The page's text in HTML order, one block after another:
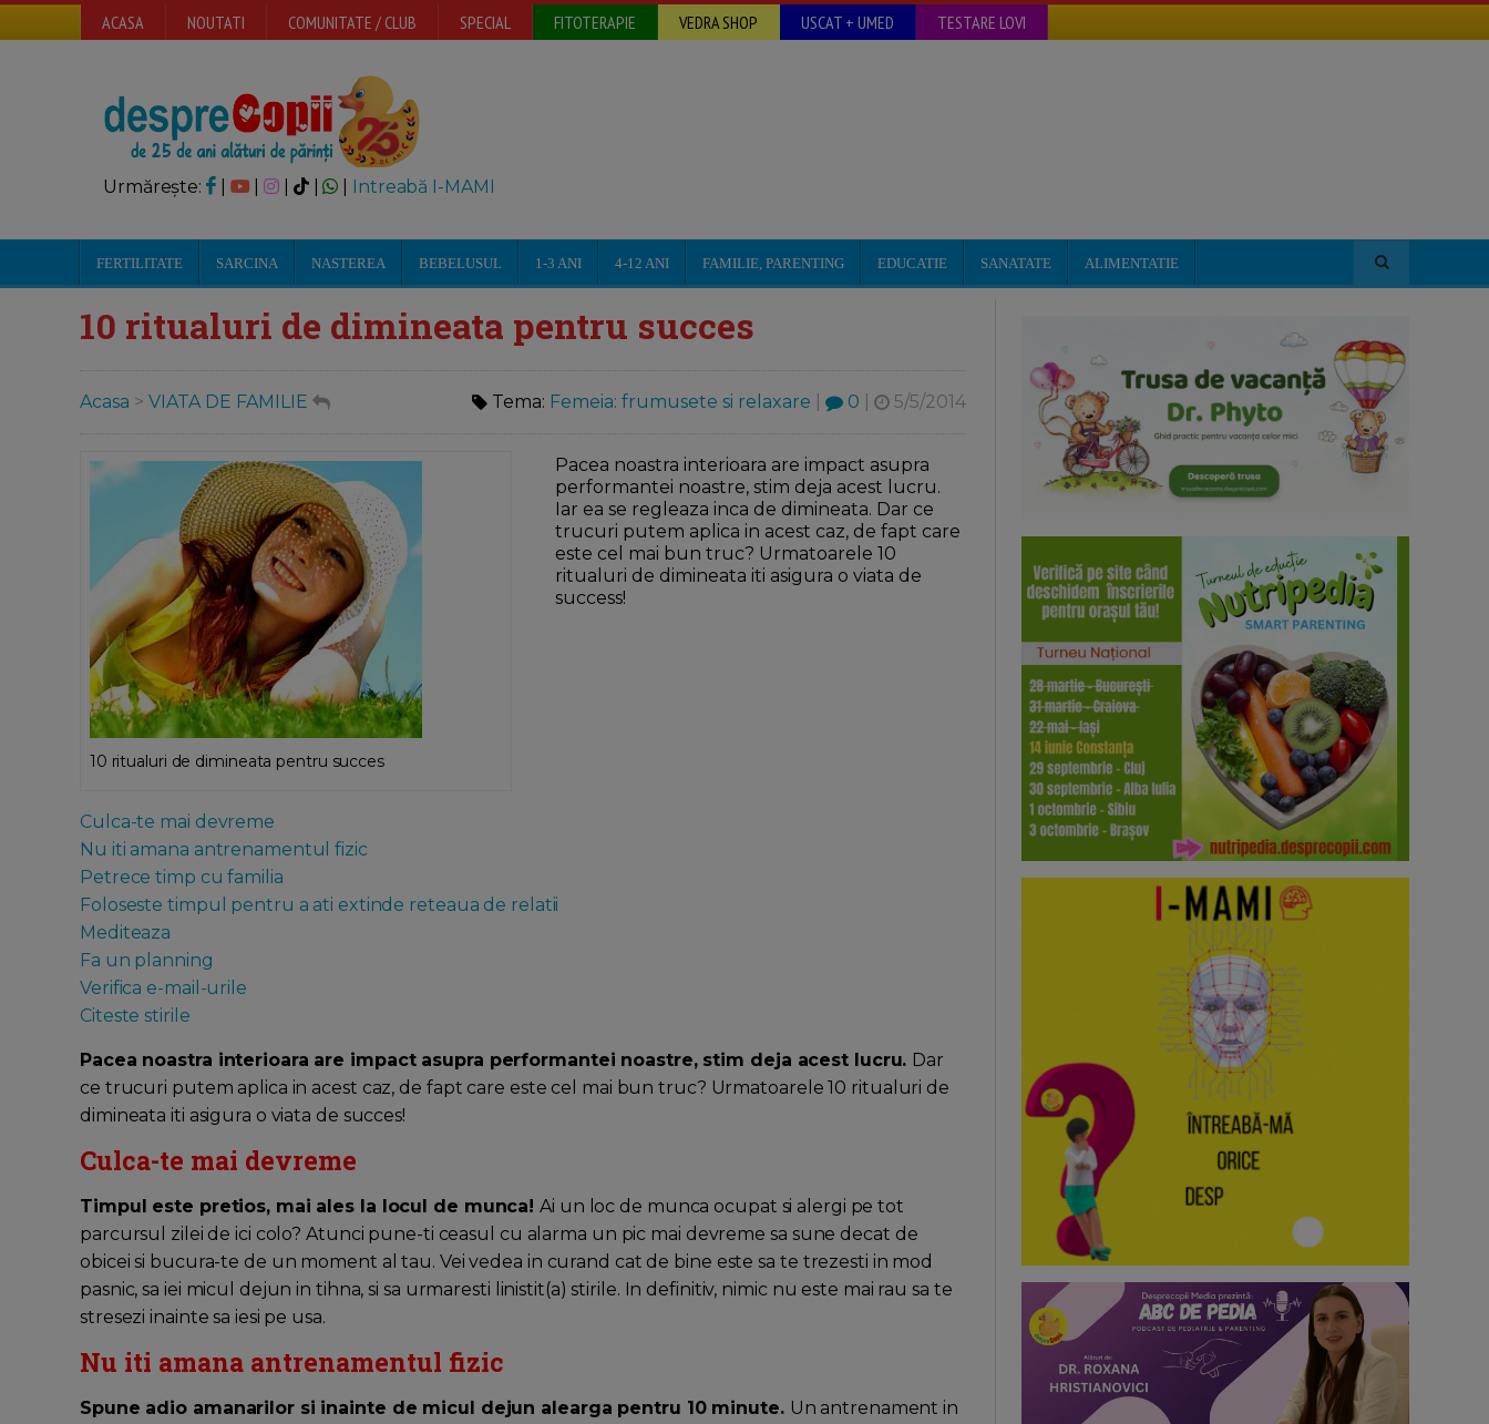
ACASA NOUTATI COMUNITATE / CLUB SPECIAL FITOTERAPIE VEDRA SHOP USCAT + UMED TESTARE LOVI
Urmărește: | | Intreabă I-MAMI
FERTILITATE SARCINA NASTEREA BEBELUSUL 1-3 ANI 4-12 ANI FAMILIE, PARENTING EDUCATIE SANATATE ALIMENTATIE
10 ritualuri de dimineata pentru succes
Acasa > VIATA DE FAMILIE Tema: Femeia: frumusete si relaxare 0 5/5/2014
10 ritualuri de dimineata pentru succes
Pacea noastra interioara are impact asupra
performantei noastre, stim deja acest lucru.
Iar ea se regleaza inca de dimineata. Dar ce
trucuri putem aplica in acest caz, de fapt care
este cel mai bun truc? Urmatoarele 10
ritualuri de dimineata iti asigura o viata de
success!
Culca-te mai devreme
Nu iti amana antrenamentul fizic
Petrece timp cu familia
Foloseste timpul pentru a ati extinde reteaua de relatii
Mediteaza
Fa un planning
Verifica e-mail-urile
Citeste stirile
Pacea noastra interioara are impact asupra performantei noastre, stim deja acest lucru. Dar
ce trucuri putem aplica in acest caz, de fapt care este cel mai bun truc? Urmatoarele 10 ritualuri de
dimineata iti asigura o viata de succes!
Culca-te mai devreme
Timpul este pretios, mai ales la locul de munca!Ai un loc de munca ocupat si alergi pe tot
parcursul zilei de ici colo? Atunci pune-ti ceasul cu alarma un pic mai devreme sa sune decat de
obicei si bucura-te de un moment al tau. Vei vedea in curand cat de bine este sa te trezesti in mod
pasnic, sa iei micul dejun in tihna, si sa urmaresti linistit(a) stirile. In definitiv, nimic nu este mai rau sa te
stresezi inainte sa iesi pe usa.
Nu iti amana antrenamentul fizic
Spune adio amanarilor si inainte de micul dejun alearga pentru 10 minute. Un antrenament in